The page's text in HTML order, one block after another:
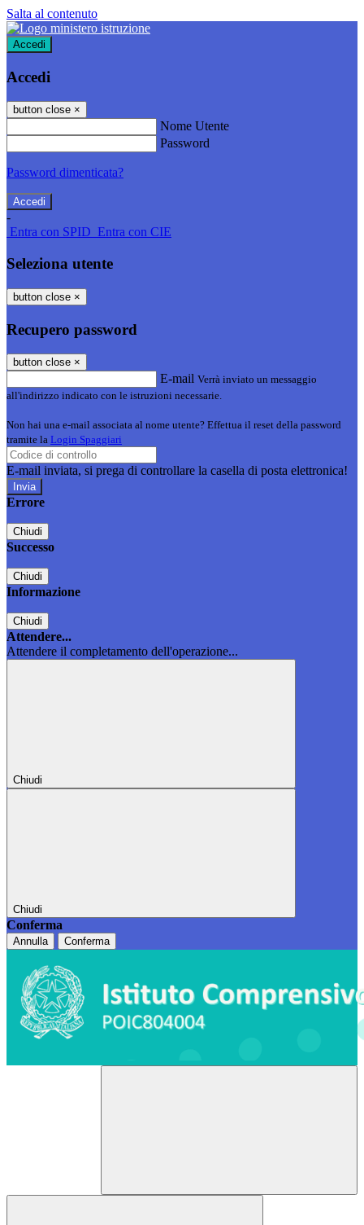
Salta al contenuto
Accedi
Accedi
button close ×
Nome Utente
Password
Password dimenticata?
-
Entra con SPID Entra con CIE
Seleziona utente
button close ×
Recupero password
button close ×
E-mail Verrà inviato un messaggio
all'indirizzo indicato con le istruzioni necessarie.
Non hai una e-mail associata al nome utente? Effettua il reset della password
tramite la Login Spaggiari
E-mail inviata, si prega di controllare la casella di posta elettronica!
Errore
Chiudi
Successo
Chiudi
Informazione
Chiudi
Attendere...
Attendere il completamento dell'operazione...
Chiudi
Chiudi
Conferma
Annulla Conferma